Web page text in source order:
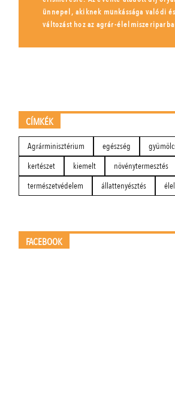
ünnepel, akiknek munkássága valódi
változást hoz az agrár-
CÍMKÉK
Agrárminisztérium egészség
kertészet
kiemelt
növénytermesztés
természetvédelem
állattenyésztés
FACEBOOK